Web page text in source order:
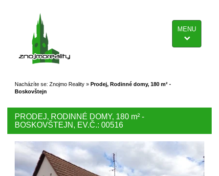
MENU
Nacházíte se: Znojmo Reality » Prodej, Rodinné domy, 180 m² -
Boskovštejn
PRODEJ, RODINNÉ DOMY, 180 m² -
BOSKOVŠTEJN, EV.Č.: 00516